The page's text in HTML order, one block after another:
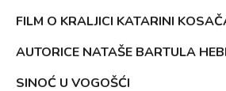
FILM O KRALJICI KATARINI
AUTORICE NATAŠE BARTULA
SINOĆ U VOGOŠĆI